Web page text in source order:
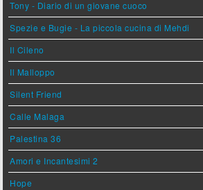
Tony - Diario di un giovane cuoco
Spezie e Bugie - La piccola cucina di Mehdi
Il Cileno
Il Malloppo
Silent Friend
Calle Malaga
Palestina 36
Amori e Incantesimi 2
Hope